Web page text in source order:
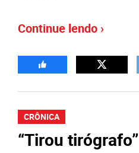
Continue lendo ›
CRÔNICA
“Tirou tirógrafo”